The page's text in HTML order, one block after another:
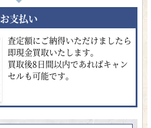
お支払い
査定額にご納得いただけましたら
即現金買取いたします。
買取後8日間以内であればキャン
セルも可能です。